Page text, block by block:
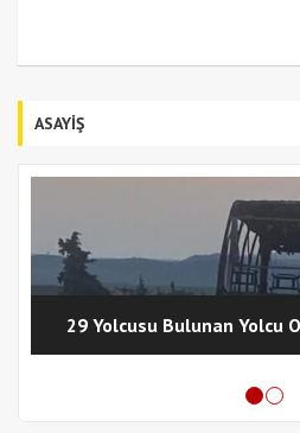
ASAYİŞ
29 Yolcusu Bulunan Yolcu